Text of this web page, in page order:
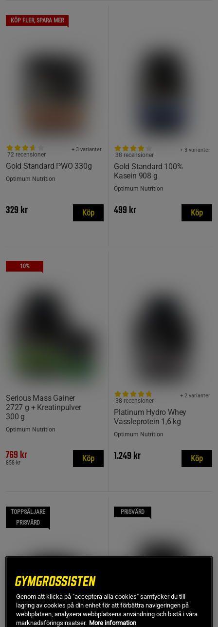
KÖP FLER, SPARA MER
Gold Standard PWO 330g
+ 3 varianter
72 recensioner
Optimum Nutrition
329 kr Köp
Gold Standard 100%
Kasein 908 g
+ 3 varianter
38 recensioner
Optimum Nutrition
499 kr Köp
10%
Serious Mass Gainer
2727 g + Kreatinpulver
300 g
Optimum Nutrition
769 kr
858 kr Köp
Platinum Hydro Whey
Vassleprotein 1,6 kg
+ 2 varianter
38 recensioner
Optimum Nutrition
1.249 kr Köp
TOPPSÄLJARE
PRISVÄRD
PRISVÄRD
Genom att klicka på "acceptera alla cookies" samtycker du till
lagring av cookies på din enhet för att förbättra navigeringen på
webbplatsen, analysera webbplatsens användning och bistå i våra
marknadsföringsinsatser. More information